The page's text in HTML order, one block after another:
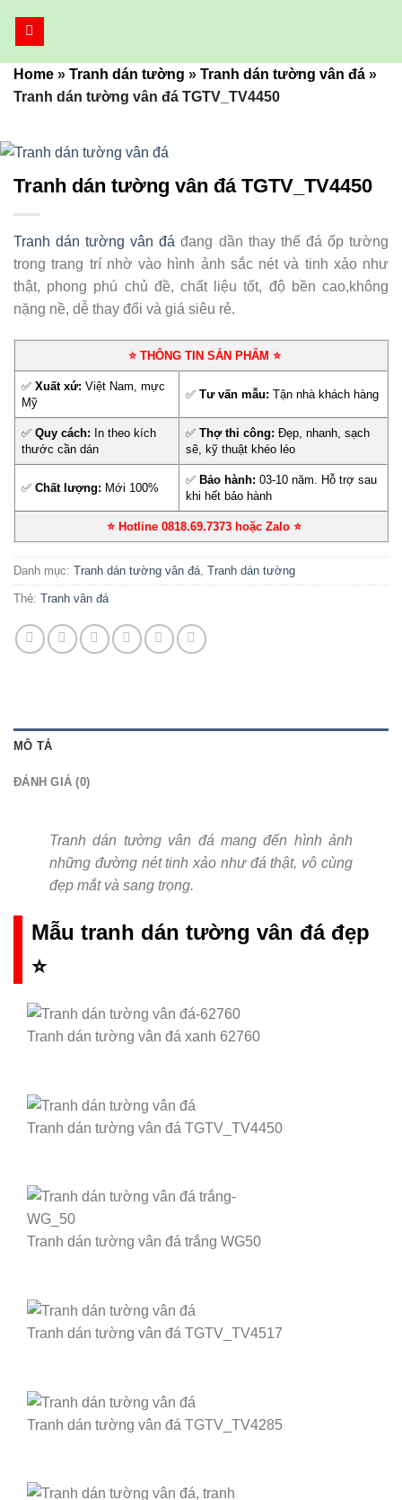
dungHome » Tranh dán tường » Tranh dán tường vân đá »
Tranh dán tường vân đá TGTV_TV4450
Tranh dán tường vân đá TGTV_TV4450
Tranh dán tường vân đá đang dần thay thế đá ốp tường
trong trang trí nhờ vào hình ảnh sắc nét và tinh xảo như
thật, phong phú chủ đề, chất liệu tốt, độ bền cao,không
nặng nề, dễ thay đổi và giá siêu rẻ.
⭐ THÔNG TIN SẢN PHẨM ⭐
✅Xuất xứ: Việt Nam, mực
Mỹ
✅Tư vấn mẫu: Tận nhà khách hàng
✅Quy cách: In theo kích
thước cần dán
✅Thợ thi công: Đẹp, nhanh, sạch
sẽ, kỹ thuật khéo léo
✅Chất lượng: Mới 100%
✅ Bảo hành: 03-10 năm. Hỗ trợ sau
khi hết bảo hành
⭐ Hotline 0818.69.7373 hoặc Zalo ⭐
Danh mục: Tranh dán tường vân đá Tranh dán tường
Thẻ: Tranh vân đá
MÔ TẢ
ĐÁNH GIÁ (0)
Tranh dán tường vân đá mang đến hình ảnh
những đường nét tinh xảo như đá thật, vô cùng
đẹp mắt và sang trọng.
Mẫu tranh dán tường vân đá đẹp
⭐
Tranh dán tường vân đá xanh 62760
Tranh dán tường vân đá TGTV_TV4450
Tranh dán tường vân đá trắng WG50
Tranh dán tường vân đá TGTV_TV4517
Tranh dán tường vân đá TGTV_TV4285